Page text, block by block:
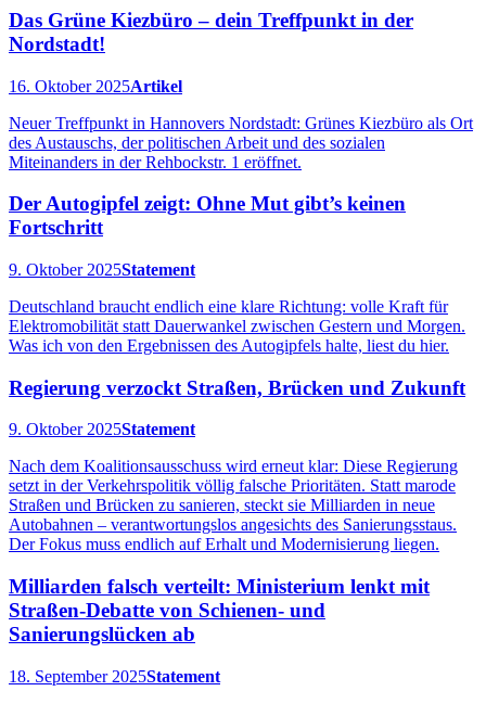
Das Grüne Kiezbüro – dein Treffpunkt in der
Nordstadt!
16. Oktober 2025Artikel
Neuer Treffpunkt in Hannovers Nordstadt: Grünes Kiezbüro als Ort
des Austauschs, der politischen Arbeit und des sozialen
Miteinanders in der Rehbockstr. 1 eröffnet.
Der Autogipfel zeigt: Ohne Mut gibt’s keinen
Fortschritt
9. Oktober 2025Statement
Deutschland braucht endlich eine klare Richtung: volle Kraft für
Elektromobilität statt Dauerwankel zwischen Gestern und Morgen.
Was ich von den Ergebnissen des Autogipfels halte, liest du hier.
Regierung verzockt Straßen, Brücken und Zukunft
9. Oktober 2025Statement
Nach dem Koalitionsausschuss wird erneut klar: Diese Regierung
setzt in der Verkehrspolitik völlig falsche Prioritäten. Statt marode
Straßen und Brücken zu sanieren, steckt sie Milliarden in neue
Autobahnen – verantwortungslos angesichts des Sanierungsstaus.
Der Fokus muss endlich auf Erhalt und Modernisierung liegen.
Milliarden falsch verteilt: Ministerium lenkt mit
Straßen-Debatte von Schienen- und
Sanierungslücken ab
18. September 2025Statement